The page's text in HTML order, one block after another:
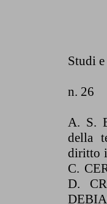
Studi
n. 26
A. S.
della
diritto
C.
D.